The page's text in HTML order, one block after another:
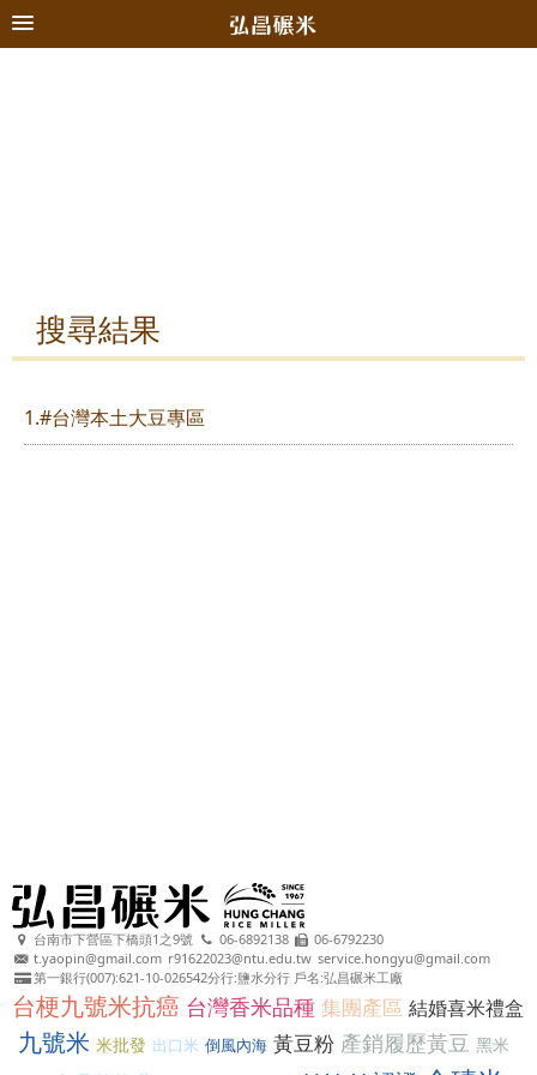
搜尋結果
1.#台灣本土大豆專區
台南市下營區下橋頭1之9號 06-6892138
06-6792230
t.yaopin@gmail.com r91622023@ntu.edu.tw service.hongyu@gmail.com
第一銀行(007):621-10-026542分行:鹽水分行 戶名:弘昌碾米工廠
台梗九號米抗癌 台灣香米品種 集團產區 結婚喜米禮盒
九號米 米批發 出口米 倒風內海 黃豆粉 產銷履歷黃豆 黑米